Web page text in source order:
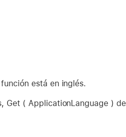
está en inglés.
Get ( ApplicationLanguage )